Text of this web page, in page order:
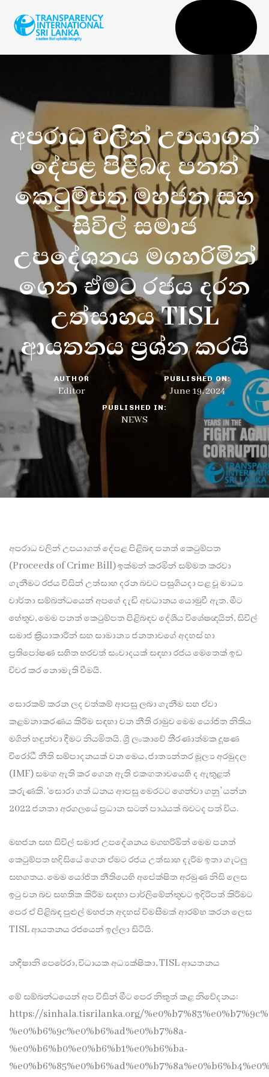
අපරාධ වලින් උපයාගත්
දේපළ පිළිබඳ පනත්
කෙටුම්පත මහජන සහ
සිවිල් සමාජ
උපදේශනය මගහරිමින්
ගෙන ඒමට රජය දරන
උත්සාහය TISL
ආයතනය ප්‍රශ්න කරයි
AUTHOR
Editor
PUBLISHED ON:
June 19, 2024
PUBLISHED IN:
NEWS
අපරාධ වලින් උපයාගත් දේපළ පිළිබඳ පනත් කෙටුම්පත
(Proceeds of Crime Bill) ඉක්මන් කරමින් සම්මත කරවා
ගැනීමට රජය විසින් උත්සාහ දරන බවට පසුගියදා පළ වූ මාධ්‍ය
වාර්තා සම්බන්ධයෙන් අපගේ දැඩි අවධානය යොමුවී ඇත. මීට
හේතුව, මෙම පනත් කෙටුම්පත පිළිබඳව දේශීය විශේෂඥයින්, සිවිල්
සමාජ ක්‍රියාකාරීන් සහ සාමාන්‍ය ජනතාවගේ අදහස් හා
ප්‍රතිපෝෂණ සහිත හරවත් සංවාදයක් සඳහා රජය මෙතෙක් ඉඩ
විවර කර නොමැති වීමයි.
සොරකම් කරන ලද වත්කම් ආපසු ලබා ගැනීම සහ ඒවා
කළමනාකරණය කිරීම සඳහා වන නීති රාමුව මෙම යෝජිත නිතිය
මගින් හඳුන්වා දීමට නියමිතයි. ශ්‍රී ලංකාවේ තීරණාත්මක දූෂණ
විරෝධී නීති සම්පාදනයක් වන මෙය, ජාත්‍යන්තර මූල්‍ය අරමුදල
(IMF) සමඟ ඇති කර ගෙන ඇති එකඟතාවයෙහි ද ඇතුළත්
කරුණකි. ‘සොරා ගත් ධනය ආපසු මෙරටට ගෙන්වා ගනු’ යන්න
2022 ජනතා අරගලයේ ප්‍රධාන සටන් පාඨයක් බවටද පත් විය.
මහජන සහ සිවිල් සමාජ උපදේශනය මගහරිමින් මෙම පනත්
කෙටුම්පත හදිසියේ ගෙන ඒමට රජය උත්සාහ දැරීම ඉතා ගැටලු
සහගතය. මෙම යෝජිත නීතියෙහි අපේක්ෂිත අරමුණ නිසි ලෙස
ඉටු වන බව සහතික කිරීම සඳහා පාර්ලිමේන්තුවට ඉදිරිපත් කිරීමට
පෙර ඒ පිළිබඳ පුළුල් මහජන අදහස් විමසීමක් ආරම්භ කරන ලෙස
TISL ආයතනය රජයෙන් ඉල්ලා සිටියි.
නදීෂානි පෙරේරා, විධායක අධ්‍යක්ෂිකා, TISL ආයතනය
මේ සම්බන්ධයෙන් අප විසින් මීට පෙර නිකුත් කළ නිවේදනය:
https://sinhala.tisrilanka.org/
%e0%b6%9c%e0%b6%ad%e0%b7%8a-
%e0%b6%b0%e0%b6%b1%e0%b6%ba-